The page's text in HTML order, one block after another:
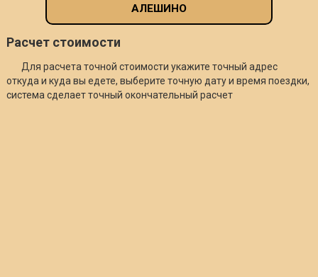
АЛЕШИНО
Расчет стоимости
Для расчета точной стоимости укажите точный адрес
откуда и куда вы едете, выберите точную дату и время поездки,
система сделает точный окончательный расчет